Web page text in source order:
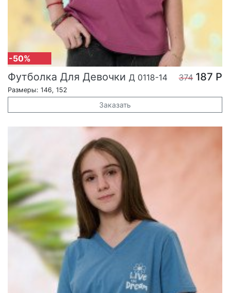
-50%
Футболка Для Девочки Д 0118-14 374 187 Р
Размеры: 146, 152
Заказать